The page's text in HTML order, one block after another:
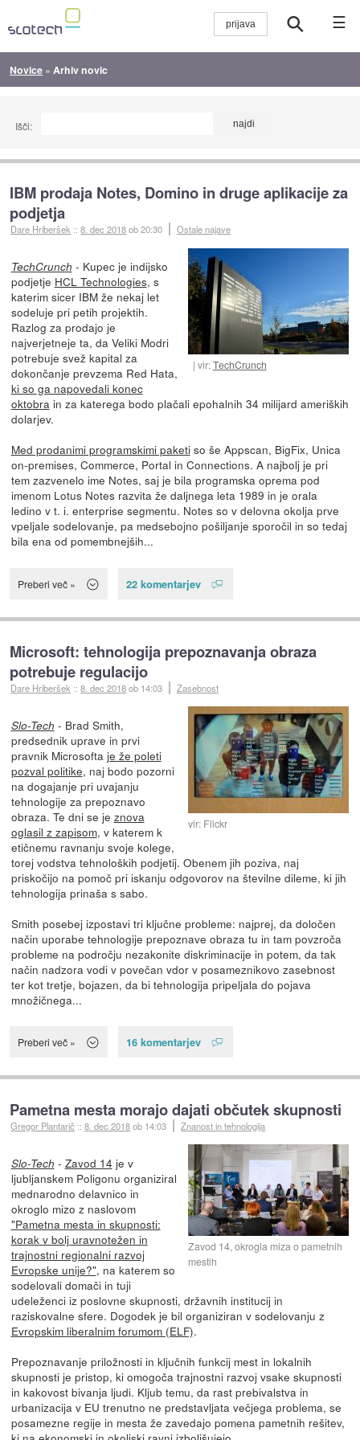
☰
Novice » Arhiv novic
Išči:
IBM prodaja Notes, Domino in druge aplikacije za
podjetja
Dare Hriberšek ::8. dec 2018ob 20:30 Ostale najave
vir:TechCrunch
TechCrunch - Kupec je indijsko
podjetje HCL Technologies, s
katerim sicer IBM že nekaj let
sodeluje pri petih projektih.
Razlog za prodajo je
najverjetneje ta, da Veliki Modri
potrebuje svež kapital za
dokončanje prevzema Red Hata,
ki so ga napovedali konec
oktobrain za katerega bodo plačali epohalnih 34 milijard ameriških
dolarjev.
Med prodanimi programskimi paketiso še Appscan, BigFix, Unica
on-premises, Commerce, Portal in Connections. A najbolj je pri
tem zazvenelo ime Notes, saj je bila programska oprema pod
imenom Lotus Notes razvita že daljnega leta 1989 in je orala
ledino v t. i. enterprise segmentu. Notes so v delovna okolja prve
vpeljale sodelovanje, pa medsebojno pošiljanje sporočil in so tedaj
bila ena od pomembnejših...
Preberi več » 22 komentarjev
Microsoft: tehnologija prepoznavanja obraza
potrebuje regulacijo
Dare Hriberšek ::8. dec 2018ob 14:03 Zasebnost
vir: Flickr
Slo-Tech - Brad Smith,
predsednik uprave in prvi
pravnik Microsofta je že poleti
pozval politike, naj bodo pozorni
na dogajanje pri uvajanju
tehnologije za prepoznavo
obraza. Te dni se je znova
oglasil z zapisom, v katerem k
etičnemu ravnanju svoje kolege,
torej vodstva tehnoloških podjetij. Obenem jih poziva, naj
priskočijo na pomoč pri iskanju odgovorov na številne dileme, ki jih
tehnologija prinaša s sabo.
Smith posebej izpostavi tri ključne probleme: najprej, da določen
način uporabe tehnologije prepoznave obraza tu in tam povzroča
probleme na področju nezakonite diskriminacije in potem, da tak
način nadzora vodi v povečan vdor v posameznikovo zasebnost
ter kot tretje, bojazen, da bi tehnologija pripeljala do pojava
množičnega...
Preberi več » 16 komentarjev
Pametna mesta morajo dajati občutek skupnosti
Gregor Plantarič ::8. dec 2018ob 14:03 Znanost in tehnologija
Zavod 14, okrogla miza o pametnih
mestih
Slo-Tech - Zavod 14 je v
ljubljanskem Poligonu organiziral
mednarodno delavnico in
okroglo mizo z naslovom
"Pametna mesta in skupnosti:
korak v bolj uravnotežen in
trajnostni regionalni razvoj
Evropske unije?", na katerem so
sodelovali domači in tuji
udeleženci iz poslovne skupnosti, državnih institucij in
raziskovalne sfere. Dogodek je bil organiziran v sodelovanju z
Evropskim liberalnim forumom (ELF).
Prepoznavanje priložnosti in ključnih funkcij mest in lokalnih
skupnosti je pristop, ki omogoča trajnostni razvoj vsake skupnosti
in kakovost bivanja ljudi. Kljub temu, da rast prebivalstva in
urbanizacija v EU trenutno ne predstavljata večjega problema, se
posamezne regije in mesta že zavedajo pomena pametnih rešitev,